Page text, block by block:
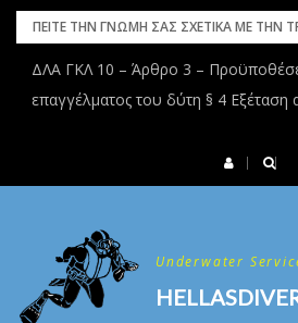
Skip
content
ΠΕΙΤΕ ΤΗΝ ΓΝΩΜΗ ΣΑΣ ΣΧΕΤΙΚΑ ΜΕ ΤΗΝ
ΔΛΑ ΓΚΛ 10 – Άρθρο 3 –
επαγγέλματος του δύτη § 4 Εξέταση
Underwater